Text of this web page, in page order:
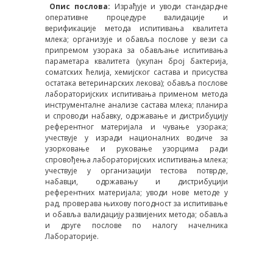
Опис послова: Израђује и уводи стандардне
оперативне процедуре валидације и
верификације метода испитивања квалитета
млека; организује и обавља послове у вези са
припремом узорака за обављање испитивања
параметара квалитета (укупан број бактерија,
соматских ћелија, хемијског састава и присуства
остатака ветеринарских лекова); обавља послове
лабораторијских испитивања применом метода
инструменталне анализе састава млека; планира
и спроводи набавку, одржавање и дистрибуцију
референтног материјала и чување узорака;
учествује у изради националних водиче за
узорковање и руковање узорцима ради
спровођења лабораторијских испитивања млека;
учествује у организацији тестова потврде,
набавци, одржавању и дистрибуцији
референтних материјала; уводи нове методе у
рад, проверава њихову погодност за испитивање
и обавља валидацију развијених метода; обавља
и друге послове по налогу начелника
Лабораторије.